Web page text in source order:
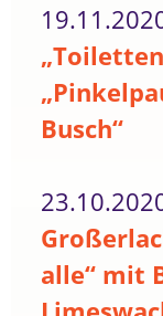
Busch“
alle“ mit